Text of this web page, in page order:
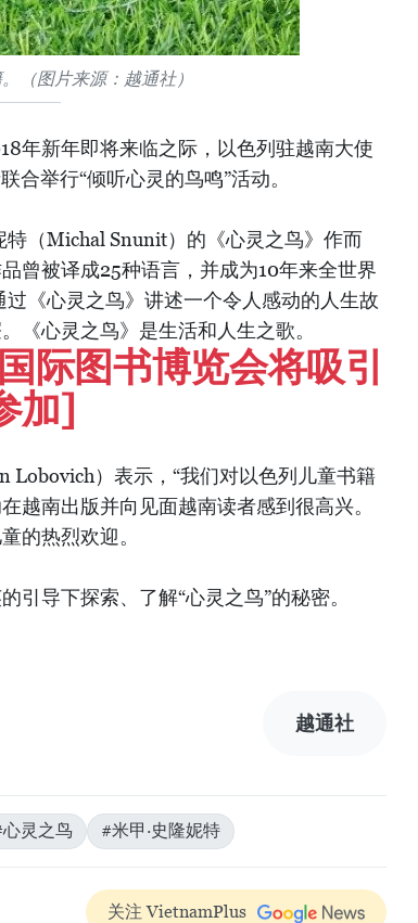
（图片来源：越通社）
年新年即将来临之际，以色列驻越南大使
合举行“倾听心灵的鸟鸣”活动。
（Michal Snunit）的《心灵之鸟》作而
曾被译成25种语言，并成为10年来全世界
《心灵之鸟》讲述一个令人感动的人生故
《心灵之鸟》是生活和人生之歌。
际图书博览会将吸引
加]
Lobovich）表示，“我们对以色列儿童书籍
越南出版并向见面越南读者感到很高兴。
的热烈欢迎。
引导下探索、了解“心灵之鸟”的秘密。
越通社
灵之鸟 #米甲·史隆妮特
关注 VietnamPlus